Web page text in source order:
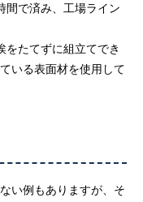
間で済み、工場ライン
をたてずに組立てでき
いる表面材を使用して
い例もありますが、そ